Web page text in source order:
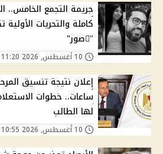
جريمة التجمع الخامس..
كاملة والتحريات
"ًصور"
ساعات.. خطوات
لها الطالب